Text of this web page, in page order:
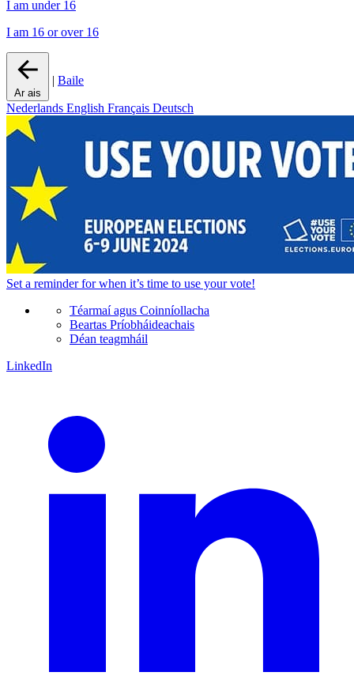
I am under 16
I am 16 or over 16
Ar ais
| Baile
Nederlands English Français Deutsch
Set a reminderfor when it’s time to use your vote!
Téarmaí agus Coinníollacha
Beartas Príobháideachais
Déan teagmháil
LinkedIn